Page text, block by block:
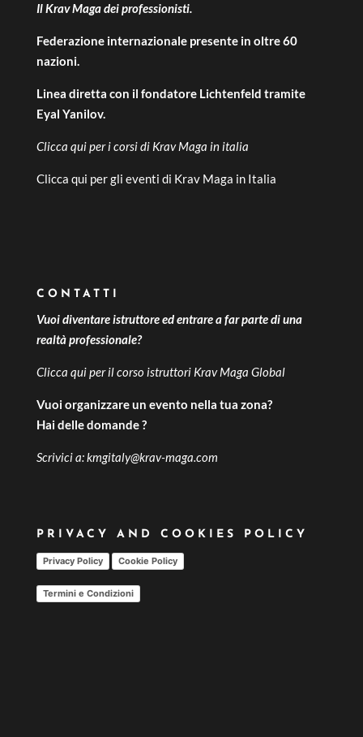
Il Krav Maga dei professionisti.
Federazione internazionale presente in oltre 60
nazioni.
Linea diretta con il fondatore Lichtenfeld tramite
Eyal Yanilov.
Clicca qui per icorsi di Krav Maga in italia
Clicca qui per gli eventi di Krav Maga in Italia
CONTATTI
Vuoi diventare istruttore ed entrare a far parte di una
realtà professionale?
Clicca qui per ilcorso istruttori Krav Maga Global
Vuoi organizzare un evento nella tua zona?
Hai delle domande ?
Scrivici a:kmgitaly@krav-maga.com
PRIVACY AND COOKIES POLICY
Privacy Policy Cookie Policy
Termini e Condizioni